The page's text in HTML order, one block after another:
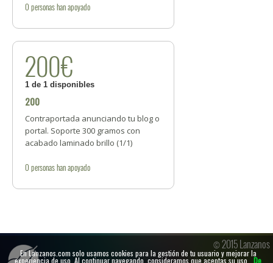
En Lanzanos.com solo usamos cookies para la gestión de tu usuario y mejorar la
experiencia de uso. Al continuar navegando, consideramos que aceptas su uso. De
0 personashan apoyado
200€
1 de 1 disponibles
200
Contraportada anunciando tu blog o
portal. Soporte 300 gramos con
acabado laminado brillo (1/1)
0 personashan apoyado
© 2015 Lanzanos